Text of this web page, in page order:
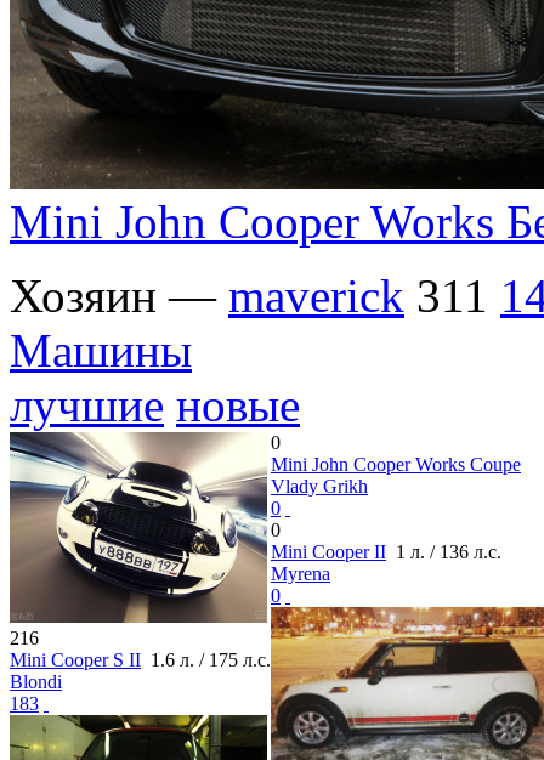
Mini John Cooper Works
Хозяин — maverick 311
Машины
лучшие новые
216
Mini Cooper S II 1.6 л. / 175 л.с.
Blondi
183
0
Mini John Cooper Works Coupe
Vlady Grikh
0
0
Mini Cooper II 1 л. / 136 л.с.
Myrena
0